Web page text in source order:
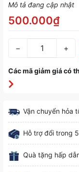
Mô tả đang cập nhật
500.000₫
− +
Các mã giảm giá có
Vận chuyển hỏa
Hỗ trợ đổi trong
Quà tặng hấp